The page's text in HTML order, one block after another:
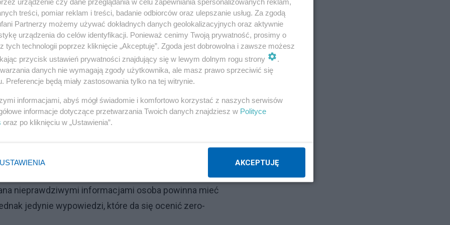
z Thomasem Jeffersonem, który następnie – jako
jak za prawem sprzed ponad dwóch wieków, także i za
cenzura, mająca ograniczyć możliwość krytyki
przytomnie zauważył, że „w praktyce będzie to
Śmiszek”, a „niekoniecznie będzie [to] mowa wyrażająca
się lewicowcom”.
może być ograniczana poprzez żadne subiektywne
móc mówić miłe i przyjemne rzeczy, ale właśnie po to,
każdą inną wolność, także i tę, powiązać należy z
poprzez subiektywne kryteria oraz
którym dopuszczalne jest karanie za słowa, tj.
nieprawdziwymi informacjami osoba powinna mieć
jedynie wypowiedzi, które da się ocenić zero-
treści, pomiar reklam i treści, badanie odbiorców oraz ulepszanie usług. Za zgodą
Partnerzy możemy używać dokładnych danych geolokalizacyjnych oraz aktywnie
urządzenia do celów identyfikacji. Ponieważ cenimy Twoją prywatność, prosimy o
tych technologii poprzez kliknięcie „Akceptuję”. Zgoda jest dobrowolna i zawsze możesz
przycisk ustawień prywatności znajdujący się w lewym dolnym rogu strony
.
danych nie wymagają zgody użytkownika, ale masz prawo sprzeciwić się
Preferencje będą miały zastosowania tylko na tej witrynie.
informacjami, abyś mógł świadomie i komfortowo korzystać z naszych serwisów
informacje dotyczące przetwarzania Twoich danych znajdziesz w Polityce
oraz po kliknięciu w „Ustawienia”.
USTAWIENIA AKCEPTUJĘ